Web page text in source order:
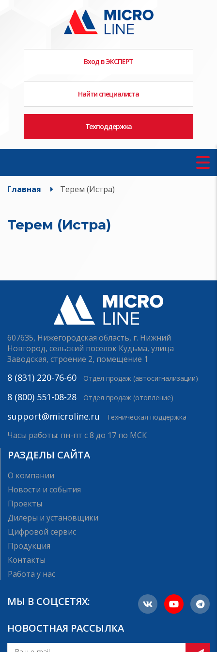
Вход в ЭКСПЕРТ
Найти специалиста
Техподдержка
Главная Терем (Истра)
Терем (Истра)
607635, Нижегородская область, г. Нижний
Новгород, сельский поселок Кудьма, улица
Заводская, строение 2, помещение 1
8 (831) 220-76-60 Отдел продаж (автосигнализации)
8 (800) 551-08-28 Отдел продаж (отопление)
support@microline.ru Техническая поддержка
Часы работы: пн-пт с 8 до 17 по МСК
РАЗДЕЛЫ САЙТА
О компании
Новости и события
Проекты
Дилеры и установщики
Цифровой сервис
Продукция
Контакты
Работа у нас
МЫ В СОЦСЕТЯХ:
НОВОСТНАЯ РАССЫЛКА